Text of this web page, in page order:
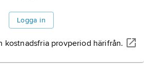
Logga in
kostnadsfria provperiod härifrån.